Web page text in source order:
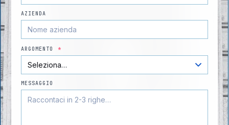
AZIENDA
ARGOMENTO *
MESSAGGIO